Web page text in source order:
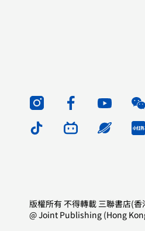
版權所有 不得轉載 三聯書店(
@ Joint Publishing (Hong